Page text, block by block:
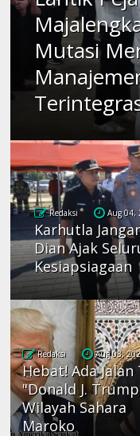
Mutasi
Redaksi Aug 04,
Karhutla
Dian Ajak
Kesiapsiagaan
Redaksi Aug 03,
Hebat! Ada Jalan
"Donald J.
Wilayah Sahara
Maroko